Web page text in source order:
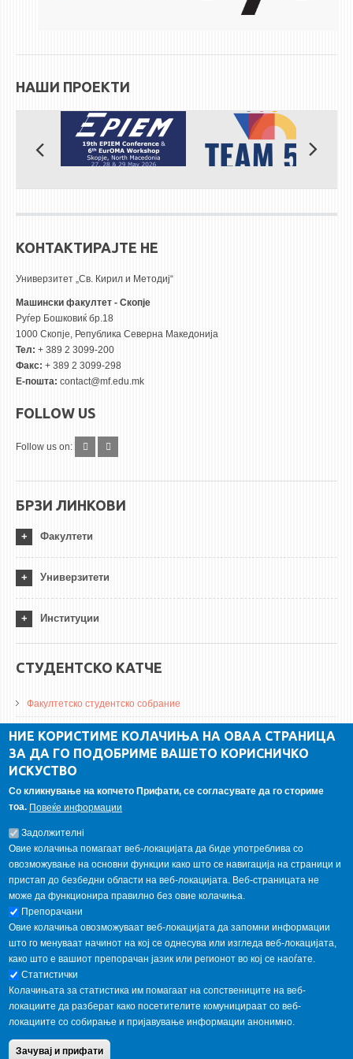
СООПШТЕНИЈА
СТУДЕНТСКА СЛУЖБА
БИБЛИОТЕКА
ДА ВИНЧИ МАГАЗИН
КОНТАКТ
НАШИ ПРОЕКТИ
КОНТАКТИРАЈТЕ НЕ
Универзитет „Св. Кирил и Методиј“
Машински факултет - Скопје
Руѓер Бошковиќ бр.18
1000 Скопје, Република Северна Македонија
Тел: + 389 2 3099-200
Факс: + 389 2 3099-298
Е-пошта: contact@mf.edu.mk
FOLLOW US
Follow us on:
БРЗИ ЛИНКОВИ
Факултети
Универзитети
Институции
СТУДЕНТСКО КАТЧЕ
Факултетско студентско собрание
ДА Винчи магазин
Алумни асоцијација
ГАЛЕРИЈА
Copyright © 2013 Garnet All Rights Reserved. Designed by
НИЕ КОРИСТИМЕ КОЛАЧИЊА НА ОВАА СТРАНИЦА
ЗА ДА ГО ПОДОБРИМЕ ВАШЕТО КОРИСНИЧКО
ИСКУСТВО
Со кликнување на копчето Прифати, се согласувате да го сториме
тоа. Повеќе информации
Задолжителнi
Овие колачиња помагаат веб-локацијата да биде употреблива со
овозможување на основни функции како што се навигација на страници и
пристап до безбедни области на веб-локацијата. Веб-страницата не
може да функционира правилно без овие колачиња.
Препорачани
Овие колачиња овозможуваат веб-локацијата да запомни информации
што го менуваат начинот на кој се однесува или изгледа веб-локацијата,
како што е вашиот препорачан јазик или регионот во кој се наоѓате.
Статистички
Колачињата за статистика им помагаат на сопствениците на веб-
локациите да разберат како посетителите комуницираат со веб-
локациите со собирање и пријавување информации анонимно.
Зачувај и прифати